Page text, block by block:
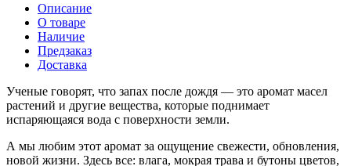
Описание
О товаре
Наличие
Предзаказ
Доставка
Ученые говорят, что запах после дождя — это аромат масел
растений и другие вещества, которые поднимает
испаряющаяся вода с поверхности земли.
А мы любим этот аромат за ощущение свежести, обновления,
новой жизни. Здесь все: влага, мокрая трава и бутоны цветов,